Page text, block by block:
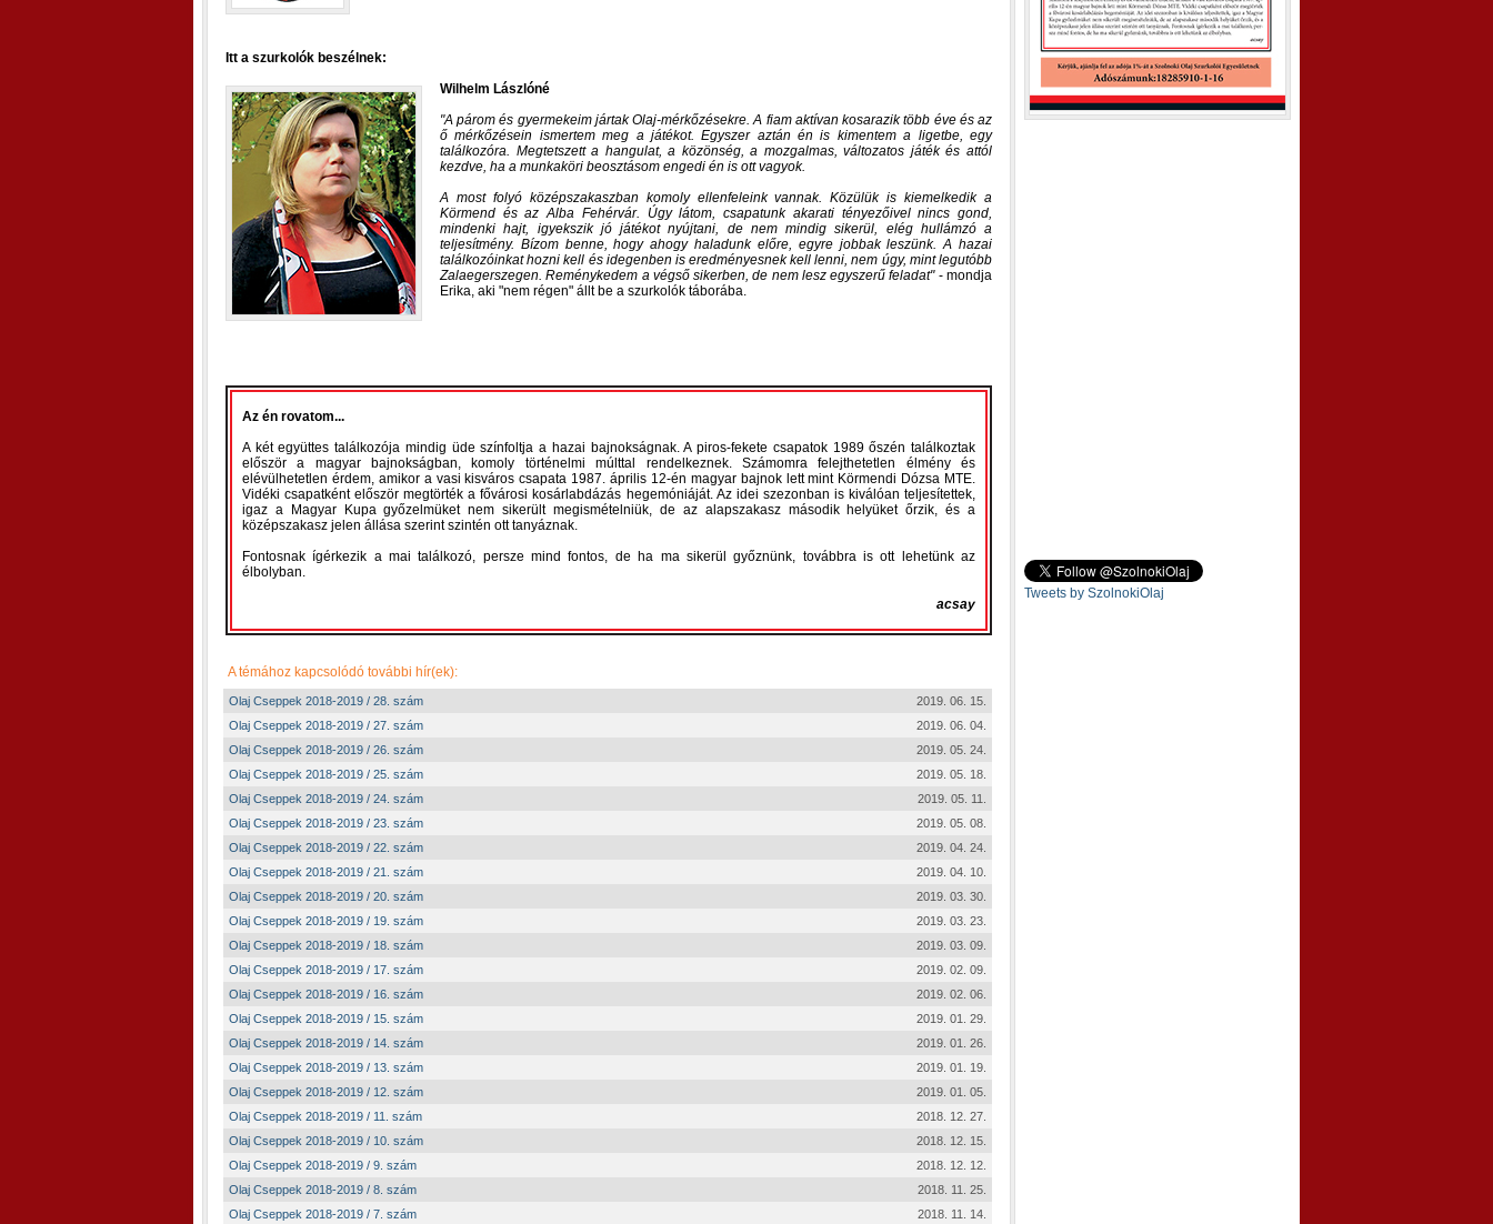
Itt a szurkolók beszélnek:
Wilhelm Lászlóné
A párom és gyermekeim jártak Olaj-mérkőzésekre. A fiam aktívan kosarazik több éve és az
ő mérkőzésein ismertem meg a játékot. Egyszer aztán én is kimentem a ligetbe, egy
találkozóra. Megtetszett a hangulat, a közönség, a mozgalmas, változatos játék és attól
kezdve, ha a munkaköri beosztásom engedi én is ott vagyok.
A most folyó középszakaszban komoly ellenfeleink vannak. Közülük is kiemelkedik a
Körmend és az Alba Fehérvár. Úgy látom, csapatunk akarati tényezőivel nincs gond,
mindenki hajt, igyekszik jó játékot nyújtani, de nem mindig sikerül, elég hullámzó a
teljesítmény. Bízom benne, hogy ahogy haladunk előre, egyre jobbak leszünk. A hazai
találkozóinkat hozni kell és idegenben is eredményesnek kell lenni, nem úgy, mint legutóbb
Zalaegerszegen. Reménykedem a végső sikerben, de nem lesz egyszerű feladat - mondja
Erika, aki "nem régen" állt be a szurkolók táborába.
Az én rovatom...
A két együttes találkozója mindig üde színfoltja a hazai bajnokságnak. A piros-fekete csapatok 1989 őszén találkoztak
először a magyar bajnokságban, komoly történelmi múlttal rendelkeznek. Számomra felejthetetlen élmény és
elévülhetetlen érdem, amikor a vasi kisváros csapata 1987. április 12-én magyar bajnok lett mint Körmendi Dózsa MTE.
Vidéki csapatként először megtörték a fővárosi kosárlabdázás hegemóniáját. Az idei szezonban is kiválóan teljesítettek,
igaz a Magyar Kupa győzelmüket nem sikerült megismételniük, de az alapszakasz második helyüket őrzik, és a
középszakasz jelen állása szerint szintén ott tanyáznak.
Fontosnak ígérkezik a mai találkozó, persze mind fontos, de ha ma sikerül győznünk, továbbra is ott lehetünk az
élbolyban.
acsay
A témához kapcsolódó további hír(ek):
Olaj Cseppek 2018-2019 / 28. szám
2019. 06. 15.
Olaj Cseppek 2018-2019 / 27. szám
2019. 06. 04.
Olaj Cseppek 2018-2019 / 26. szám
2019. 05. 24.
Olaj Cseppek 2018-2019 / 25. szám
2019. 05. 18.
Olaj Cseppek 2018-2019 / 24. szám
2019. 05. 11.
Olaj Cseppek 2018-2019 / 23. szám
2019. 05. 08.
Olaj Cseppek 2018-2019 / 22. szám
2019. 04. 24.
Olaj Cseppek 2018-2019 / 21. szám
2019. 04. 10.
Olaj Cseppek 2018-2019 / 20. szám
2019. 03. 30.
Olaj Cseppek 2018-2019 / 19. szám
2019. 03. 23.
Olaj Cseppek 2018-2019 / 18. szám
2019. 03. 09.
Olaj Cseppek 2018-2019 / 17. szám
2019. 02. 09.
Olaj Cseppek 2018-2019 / 16. szám
2019. 02. 06.
Olaj Cseppek 2018-2019 / 15. szám
2019. 01. 29.
Olaj Cseppek 2018-2019 / 14. szám
2019. 01. 26.
Olaj Cseppek 2018-2019 / 13. szám
2019. 01. 19.
Olaj Cseppek 2018-2019 / 12. szám
2019. 01. 05.
Olaj Cseppek 2018-2019 / 11. szám
2018. 12. 27.
Olaj Cseppek 2018-2019 / 10. szám
2018. 12. 15.
Olaj Cseppek 2018-2019 / 9. szám
2018. 12. 12.
Olaj Cseppek 2018-2019 / 8. szám
2018. 11. 25.
Olaj Cseppek 2018-2019 / 7. szám
2018. 11. 14.
Tweets by SzolnokiOlaj